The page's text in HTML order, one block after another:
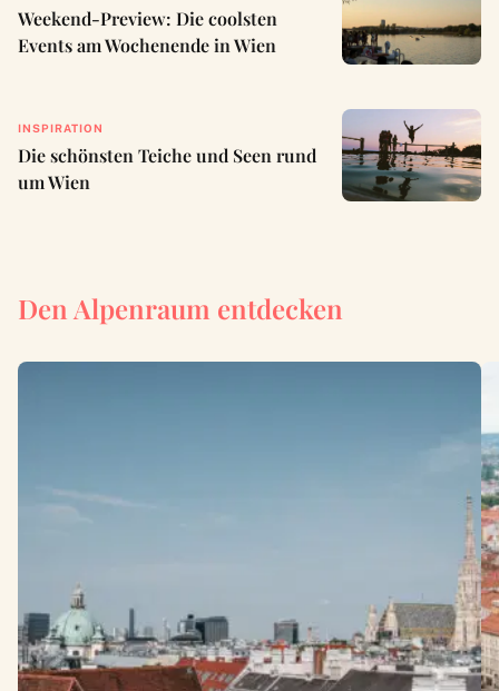
Weekend-Preview: Die coolsten
Events am Wochenende in Wien
INSPIRATION
Die schönsten Teiche und Seen rund
um Wien
Den Alpenraum entdecken